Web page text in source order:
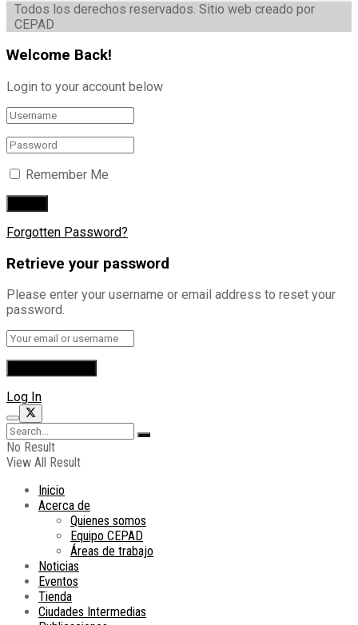
Todos los derechos reservados. Sitio web creado por
CEPAD
Welcome Back!
Login to your account below
Remember Me
Forgotten Password?
Retrieve your password
Please enter your username or email address to reset your
password.
Log In
No Result
View All Result
Inicio
Acerca de
Quienes somos
Equipo CEPAD
Áreas de trabajo
Noticias
Eventos
Tienda
Ciudades Intermedias